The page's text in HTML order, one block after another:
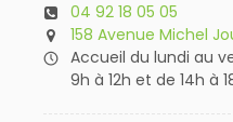
04 92 18 05 05
158 Avenue Michel
Accueil du lundi au
9h à 12h et de 14h à